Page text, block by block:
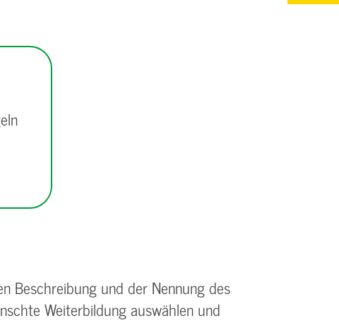
Beschreibung und der Nennung des
Weiterbildung auswählen und